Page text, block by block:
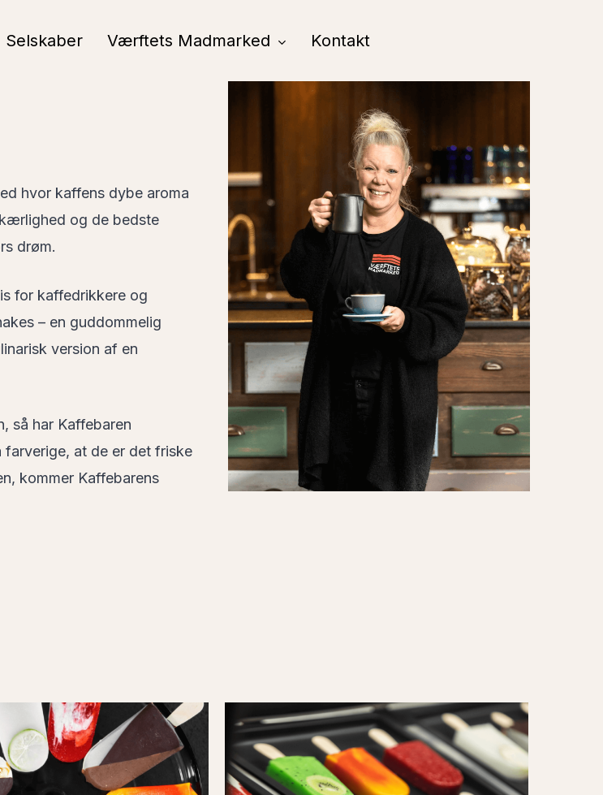
Selskaber Værftets Madmarked Kontakt
hvor kaffens dybe aroma
og de bedste
drøm.
for kaffedrikkere og
– en guddommelig
version af en
så har Kaffebaren
at de er det friske
kommer Kaffebarens
Kaffebar04
(1)